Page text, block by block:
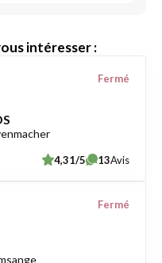
intéresser :
Fermé
4,31/5 13Avis
Fermé